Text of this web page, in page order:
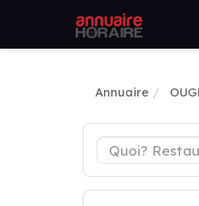
Annuaire